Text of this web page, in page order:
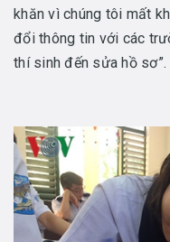
khăn vì chúng tôi mất
đổi thông tin với các
thí sinh đến sửa hồ sơ”.